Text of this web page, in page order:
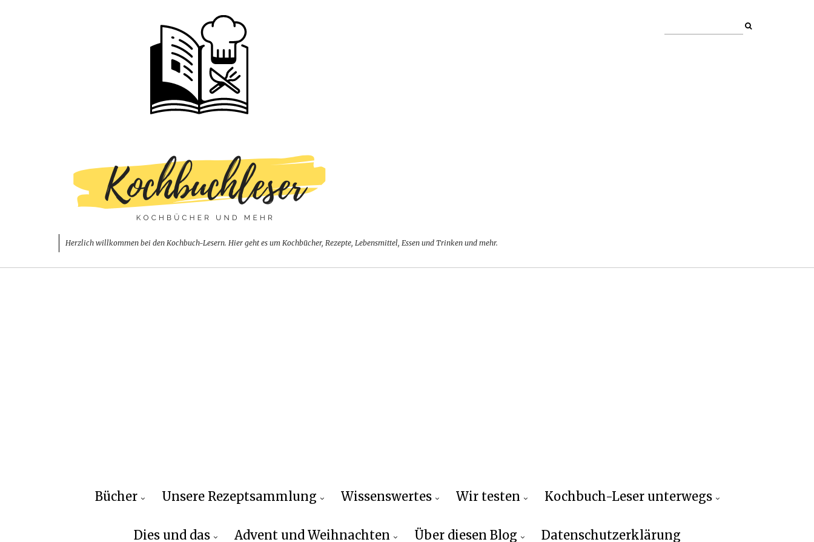
Herzlich willkommen bei den Kochbuch-Lesern. Hier geht es um Kochbücher, Rezepte, Lebensmittel, Essen und Trinken und mehr.
Bücher Unsere Rezeptsammlung Wissenswertes Wir testen Kochbuch-Leser unterwegs
Dies und das Advent und Weihnachten Über diesen Blog Datenschutzerklärung